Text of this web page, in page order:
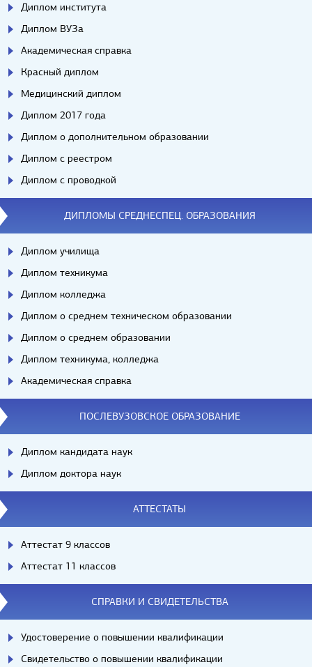
Диплом института
Диплом ВУЗа
Академическая справка
Красный диплом
Медицинский диплом
Диплом 2017 года
Диплом о дополнительном образовании
Диплом с реестром
Диплом с проводкой
ДИПЛОМЫ СРЕДНЕСПЕЦ. ОБРАЗОВАНИЯ
Диплом училища
Диплом техникума
Диплом колледжа
Диплом о среднем техническом образовании
Диплом о среднем образовании
Диплом техникума, колледжа
Академическая справка
ПОСЛЕВУЗОВСКОЕ ОБРАЗОВАНИЕ
Диплом кандидата наук
Диплом доктора наук
АТТЕСТАТЫ
Аттестат 9 классов
Аттестат 11 классов
СПРАВКИ И СВИДЕТЕЛЬСТВА
Удостоверение о повышении квалификации
Свидетельство о повышении квалификации